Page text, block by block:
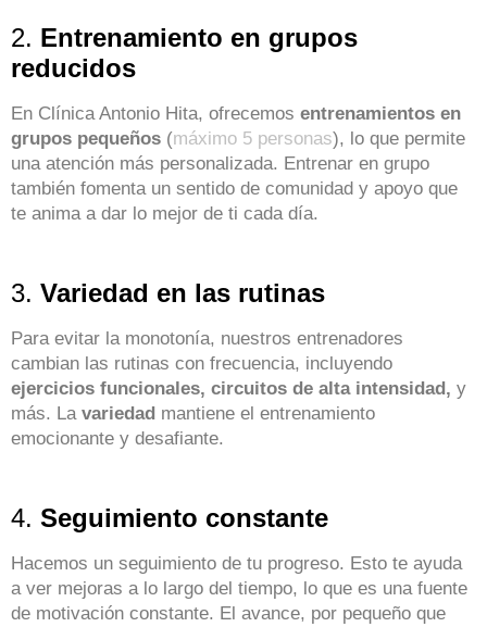
2. Entrenamiento en grupos
reducidos
En Clínica Antonio Hita, ofrecemos entrenamientos en
grupos pequeños (máximo 5 personas), lo que permite
una atención más personalizada. Entrenar en grupo
también fomenta un sentido de comunidad y apoyo que
te anima a dar lo mejor de ti cada día.
3. Variedad en las rutinas
Para evitar la monotonía, nuestros entrenadores
cambian las rutinas con frecuencia, incluyendo
ejercicios funcionales, circuitos de alta intensidad, y
más. La variedad mantiene el entrenamiento
emocionante y desafiante.
4. Seguimiento constante
Hacemos un seguimiento de tu progreso. Esto te ayuda
a ver mejoras a lo largo del tiempo, lo que es una fuente
de motivación constante. El avance, por pequeño que